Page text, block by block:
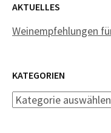
AKTUELLES
Weinempfehlungen
KATEGORIEN
Kategorien